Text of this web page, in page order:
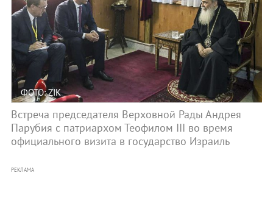
ФОТО: ZIK
Встреча председателя Верховной Рады Андрея
Парубия с патриархом Теофилом ІІІ во время
официального визита в государство Израиль
РЕКЛАМА